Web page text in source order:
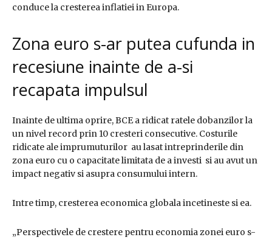
conduce la cresterea inflatiei in Europa.
Zona euro s-ar putea cufunda in
recesiune inainte de a-si
recapata impulsul
Inainte de ultima oprire, BCE a ridicat ratele dobanzilor la
un nivel record prin 10 cresteri consecutive. Costurile
ridicate ale imprumuturilor au lasat intreprinderile din
zona euro cu o capacitate limitata de a investi si au avut un
impact negativ si asupra consumului intern.
Intre timp, cresterea economica globala incetineste si ea.
„Perspectivele de crestere pentru economia zonei euro s-